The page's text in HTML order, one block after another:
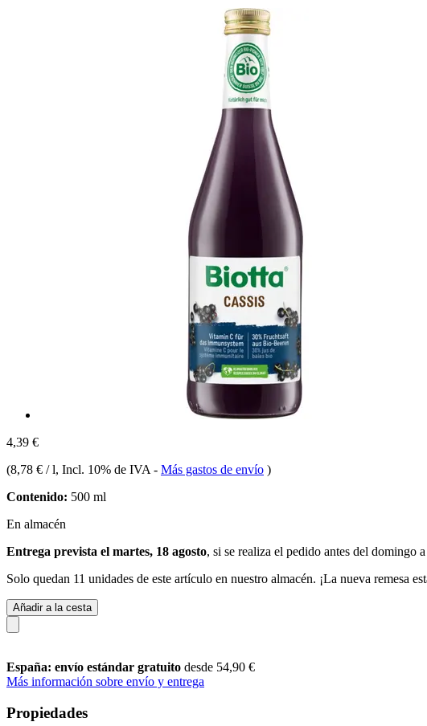
4,39 €
(8,78 € / l, Incl. 10% de IVA - Más gastos de envío )
Contenido: 500 ml
En almacén
Entrega prevista el martes, 18 agosto, si se realiza el pedido antes del domingo
Solo quedan 11 unidades de este artículo en nuestro almacén. ¡La nueva remesa
Añadir a la cesta
España: envío estándar gratuito desde 54,90 €
Más información sobre envío y entrega
Propiedades